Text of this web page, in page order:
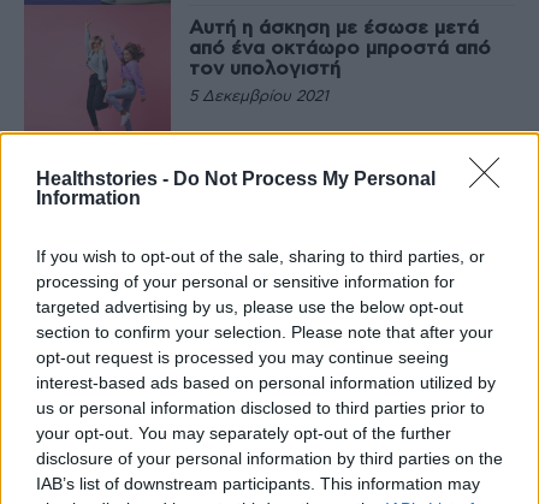
Healthstories - Do Not Process My Personal
Information
If you wish to opt-out of the sale, sharing to third parties, or
processing of your personal or sensitive information for
targeted advertising by us, please use the below opt-out
section to confirm your selection. Please note that after your
opt-out request is processed you may continue seeing
interest-based ads based on personal information utilized by
us or personal information disclosed to third parties prior to
your opt-out. You may separately opt-out of the further
disclosure of your personal information by third parties on the
IAB’s list of downstream participants. This information may
Αυτή η άσκηση με έσωσε μετά
από ένα οκτάωρο μπροστά από
τον υπολογιστή
5 Δεκεμβρίου 2021
ΔΙΑΤΡΟΦΉ
Λιπώδες ήπαρ: Η διατροφή και
παράγοντας κινδύνου και
Τελευταία Νέα
9 πράγματα που δεν πρέπει να
λέτε σε έναν επισκέπτη
27 Φεβρουαρίου 2026